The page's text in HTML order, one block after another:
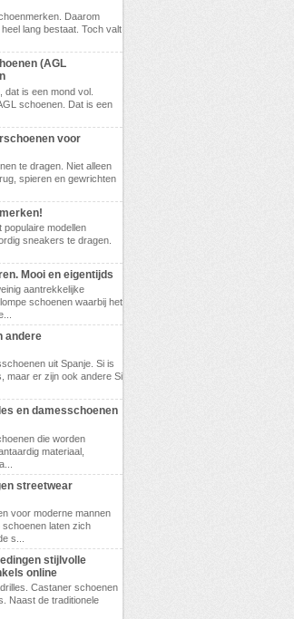
Daarom
lang bestaat. Toch valt
(AGL
dat is een mond vol.
schoenen. Dat is een
voor
te dragen. Niet alleen
spieren en gewrichten
modellen
sneakers te dragen.
Mooi en eigentijds
aantrekkelijke
schoenen waarbij het
andere
uit Spanje. Si is
maar er zijn ook andere Si
en damesschoenen
die worden
materiaal,
streetwear
voor moderne mannen
laten zich
s...
stijlvolle
online
Castaner schoenen
Naast de traditionele